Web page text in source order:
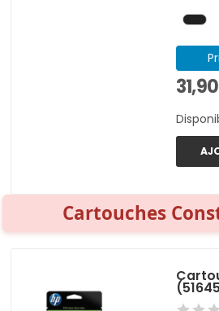
Cartouches